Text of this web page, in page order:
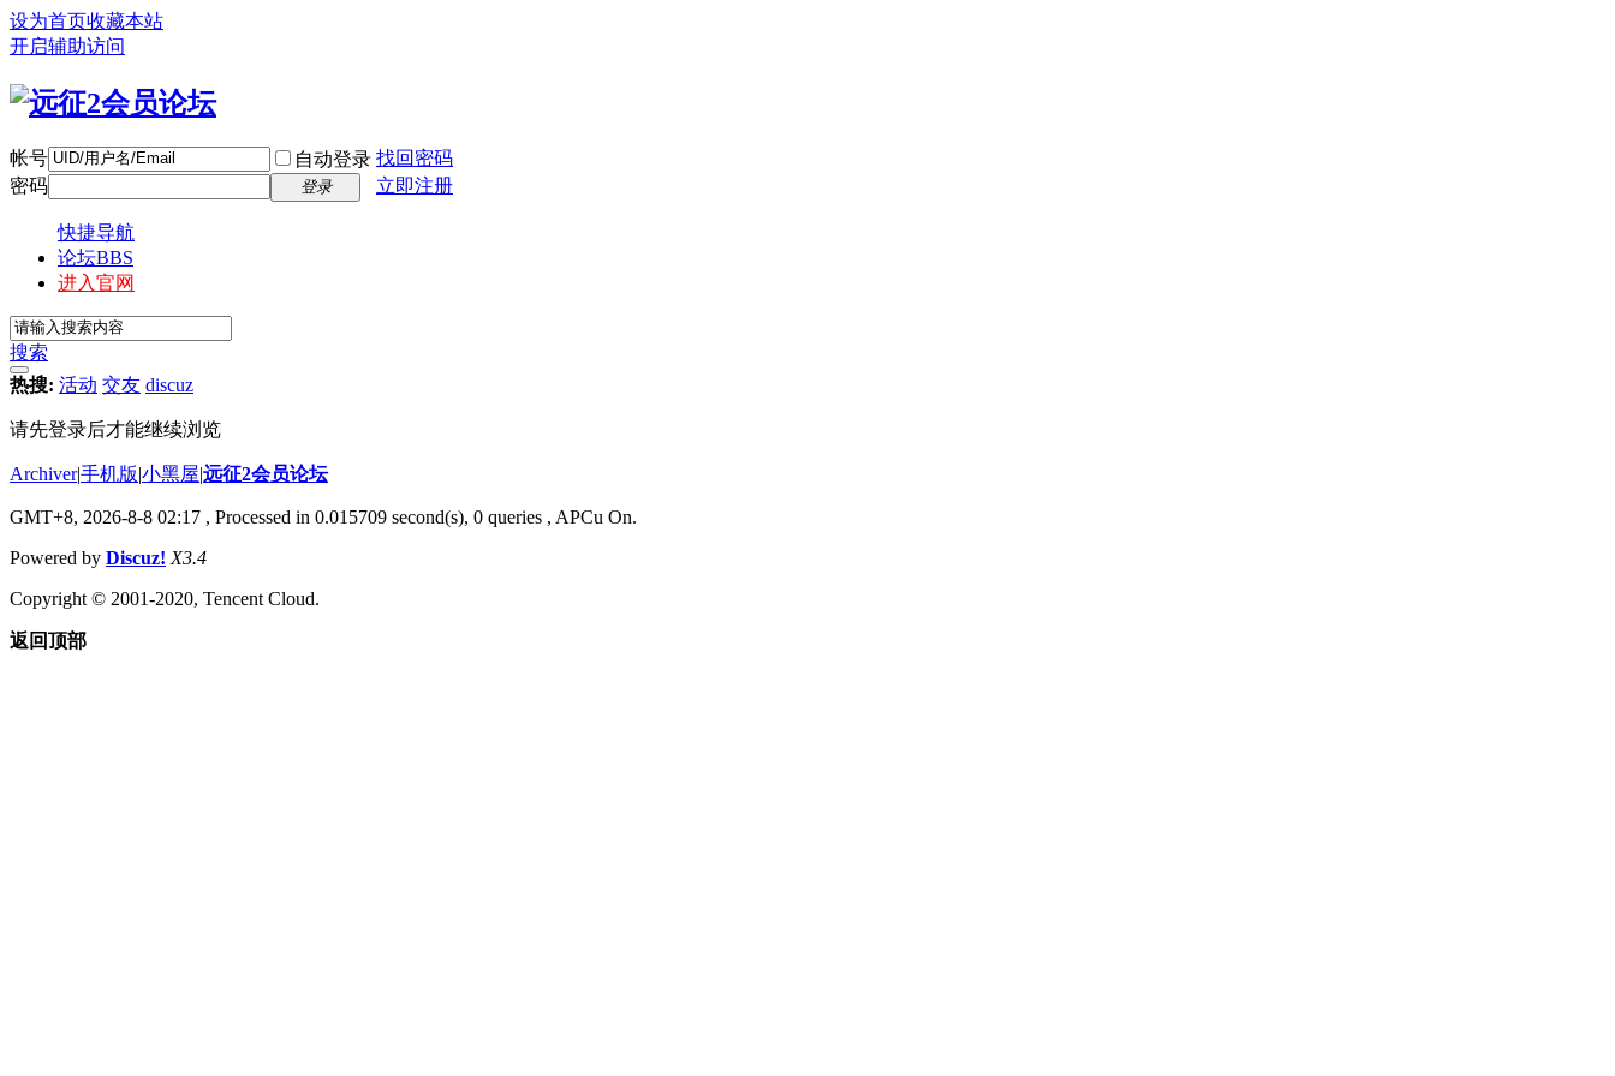
设为首页收藏本站
开启辅助访问
帐号 自动登录 找回密码
密码
登录 立即注册
快捷导航
论坛BBS
进入官网
搜索
热搜: 活动 交友 discuz
请先登录后才能继续浏览
Archiver|手机版|小黑屋|远征2会员论坛
GMT+8, 2026-8-8 02:17 , Processed in 0.015709 second(s), 0 queries , APCu On.
Powered by Discuz! X3.4
Copyright © 2001-2020, Tencent Cloud.
返回顶部